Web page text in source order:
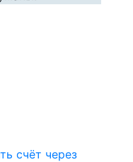
счёт через